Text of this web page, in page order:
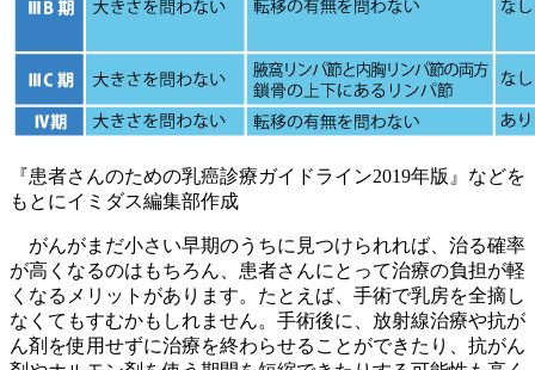
『患者さんのための乳癌診療ガイドライン2019年版』などを
もとにイミダス編集部作成
がんがまだ小さい早期のうちに見つけられれば、治る確率
が高くなるのはもちろん、患者さんにとって治療の負担が軽
くなるメリットがあります。たとえば、手術で乳房を全摘し
なくてもすむかもしれません。手術後に、放射線治療や抗が
ん剤を使用せずに治療を終わらせることができたり、抗がん